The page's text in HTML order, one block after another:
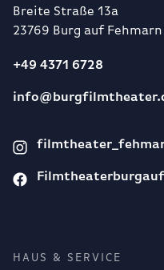
Breite Straße 13a
23769 Burg auf Fehmarn
+49 4371 6728
HAUS & SERVICE